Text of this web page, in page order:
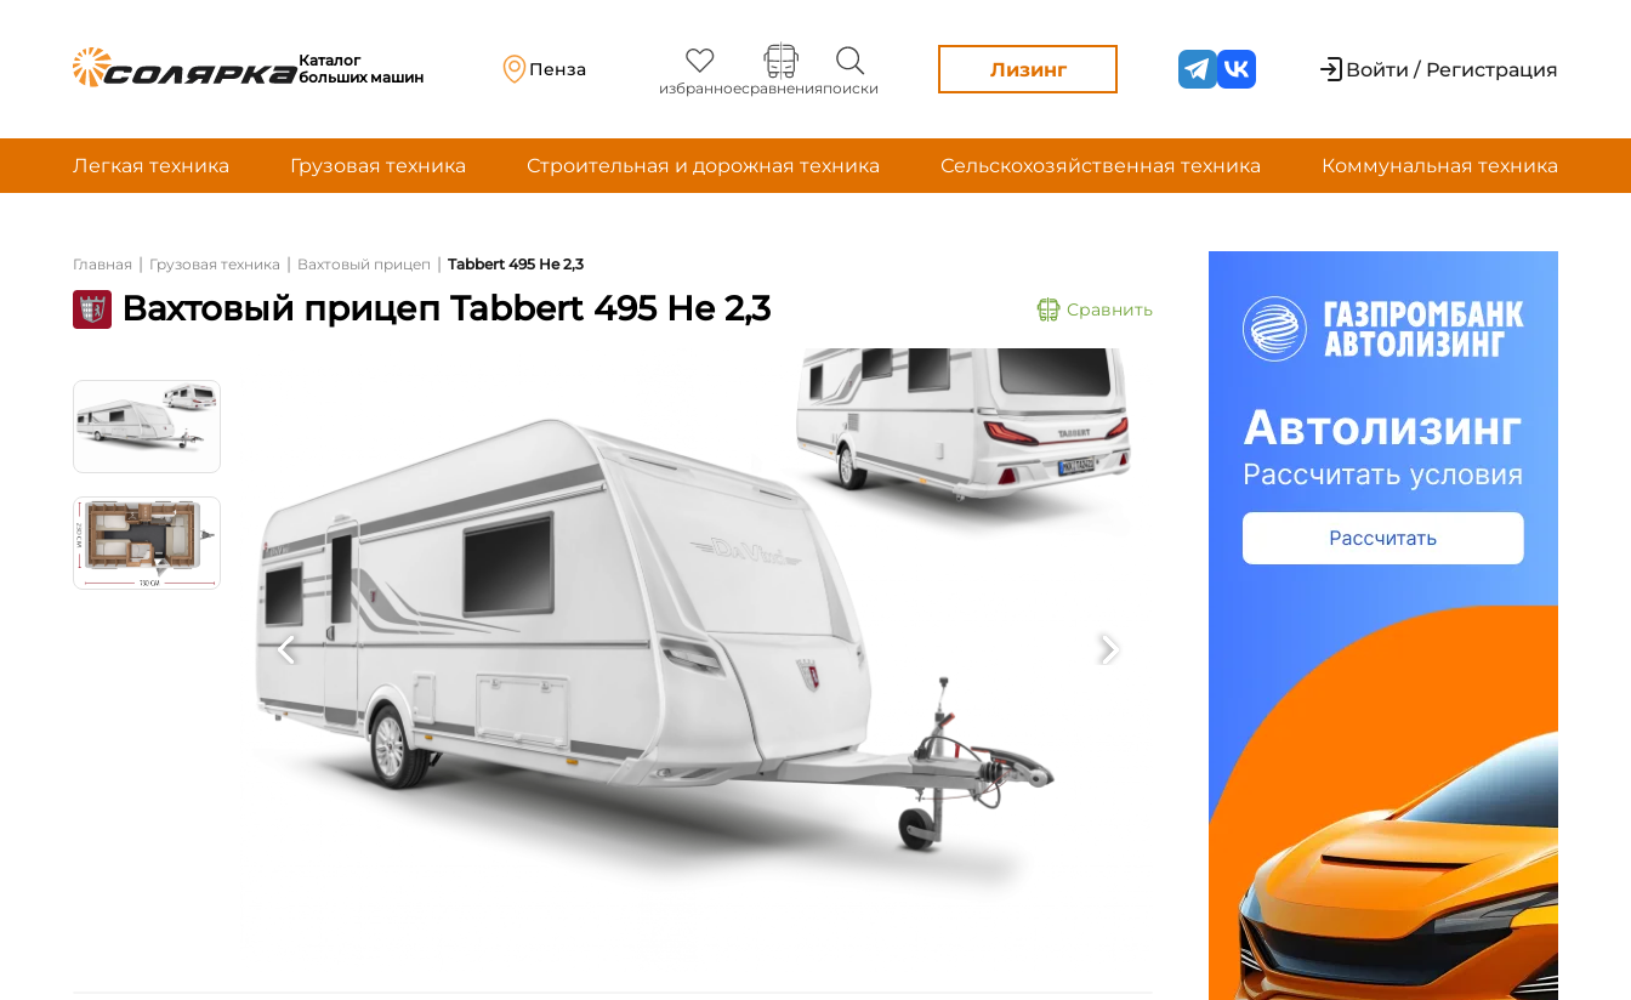
Каталог
больших машин
Пенза
избранноесравненияпоиски
Лизинг Войти / Регистрация
Легкая техника Грузовая техника Строительная и дорожная техника Сельскохозяйственная техника Коммунальная техника
Главная | Грузовая техника | Вахтовый прицеп | Tabbert 495 He 2,3
Вахтовый прицеп Tabbert 495 He 2,3 Сравнить